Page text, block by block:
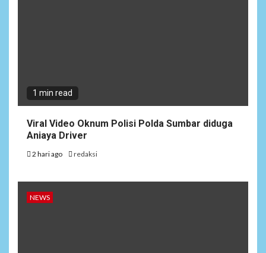
1 min read
Viral Video Oknum Polisi Polda Sumbar diduga
Aniaya Driver
2 hari ago redaksi
NEWS